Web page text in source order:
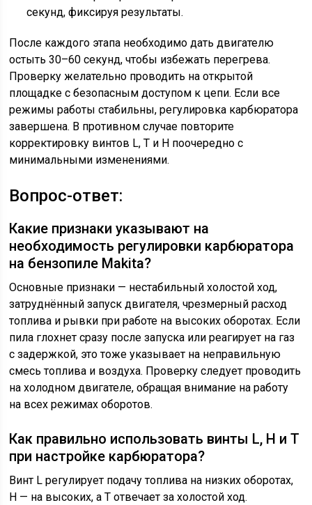
секунд, фиксируя результаты.
После каждого этапа необходимо дать двигателю
остыть 30–60 секунд, чтобы избежать перегрева.
Проверку желательно проводить на открытой
площадке с безопасным доступом к цепи. Если все
режимы работы стабильны, регулировка карбюратора
завершена. В противном случае повторите
корректировку винтов L, T и H поочередно с
минимальными изменениями.
Вопрос-ответ:
Какие признаки указывают на
необходимость регулировки карбюратора
на бензопиле Makita?
Основные признаки — нестабильный холостой ход,
затруднённый запуск двигателя, чрезмерный расход
топлива и рывки при работе на высоких оборотах. Если
пила глохнет сразу после запуска или реагирует на газ
с задержкой, это тоже указывает на неправильную
смесь топлива и воздуха. Проверку следует проводить
на холодном двигателе, обращая внимание на работу
на всех режимах оборотов.
Как правильно использовать винты L, H и T
при настройке карбюратора?
Винт L регулирует подачу топлива на низких оборотах,
H — на высоких, а T отвечает за холостой ход.